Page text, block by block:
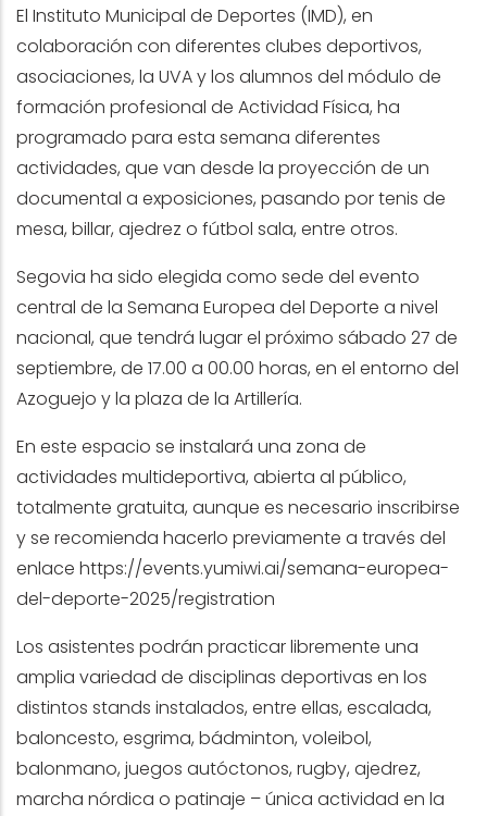
El Instituto Municipal de Deportes (IMD), en
colaboración con diferentes clubes deportivos,
asociaciones, la UVA y los alumnos del módulo de
formación profesional de Actividad Física, ha
programado para esta semana diferentes
actividades, que van desde la proyección de un
documental a exposiciones, pasando por tenis de
mesa, billar, ajedrez o fútbol sala, entre otros.
Segovia ha sido elegida como sede del evento
central de la Semana Europea del Deporte a nivel
nacional, que tendrá lugar el próximo sábado 27 de
septiembre, de 17.00 a 00.00 horas, en el entorno del
Azoguejo y la plaza de la Artillería.
En este espacio se instalará una zona de
actividades multideportiva, abierta al público,
totalmente gratuita, aunque es necesario inscribirse
y se recomienda hacerlo previamente a través del
enlace https://events.yumiwi.ai/semana-europea-
del-deporte-2025/registration
Los asistentes podrán practicar libremente una
amplia variedad de disciplinas deportivas en los
distintos stands instalados, entre ellas, escalada,
baloncesto, esgrima, bádminton, voleibol,
balonmano, juegos autóctonos, rugby, ajedrez,
marcha nórdica o patinaje – única actividad en la